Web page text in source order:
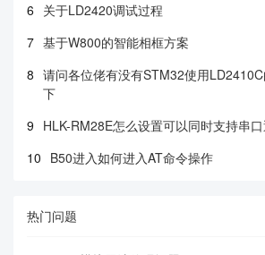
6 关于LD2420调试过程
7 基于W800的智能相框方案
8 请问各位佬有没有STM32使用
下
9 HLK-RM28E怎么设置可以同时支持串
10 B50进入如何进入AT命令操作
热门问题